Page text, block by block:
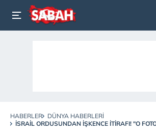
HABERLER
DÜNYA HABERLERI
İSRAIL ORDUSUNDAN IŞKENCE ITIRAFI! "O